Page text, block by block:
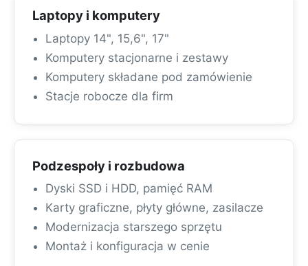
Laptopy i komputery
Laptopy 14", 15,6", 17"
Komputery stacjonarne i zestawy
Komputery składane pod zamówienie
Stacje robocze dla firm
Podzespoły i rozbudowa
Dyski SSD i HDD, pamięć RAM
Karty graficzne, płyty główne, zasilacze
Modernizacja starszego sprzętu
Montaż i konfiguracja w cenie